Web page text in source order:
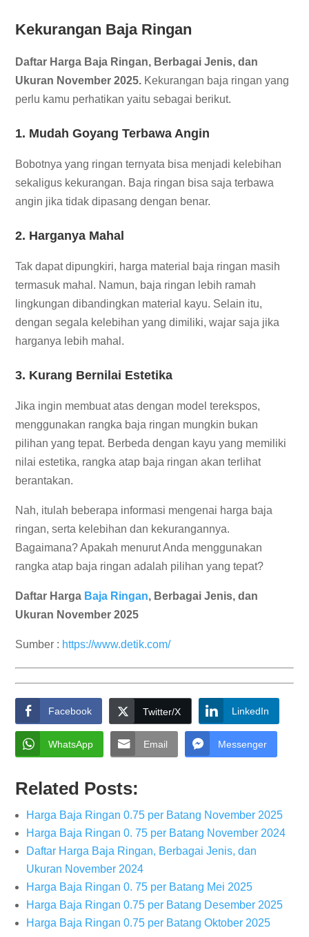
Kekurangan Baja Ringan
Daftar Harga Baja Ringan, Berbagai Jenis, dan
Ukuran November 2025. Kekurangan baja ringan yang
perlu kamu perhatikan yaitu sebagai berikut.
1. Mudah Goyang Terbawa Angin
Bobotnya yang ringan ternyata bisa menjadi kelebihan
sekaligus kekurangan. Baja ringan bisa saja terbawa
angin jika tidak dipasang dengan benar.
2. Harganya Mahal
Tak dapat dipungkiri, harga material baja ringan masih
termasuk mahal. Namun, baja ringan lebih ramah
lingkungan dibandingkan material kayu. Selain itu,
dengan segala kelebihan yang dimiliki, wajar saja jika
harganya lebih mahal.
3. Kurang Bernilai Estetika
Jika ingin membuat atas dengan model terekspos,
menggunakan rangka baja ringan mungkin bukan
pilihan yang tepat. Berbeda dengan kayu yang memiliki
nilai estetika, rangka atap baja ringan akan terlihat
berantakan.
Nah, itulah beberapa informasi mengenai harga baja
ringan, serta kelebihan dan kekurangannya.
Bagaimana? Apakah menurut Anda menggunakan
rangka atap baja ringan adalah pilihan yang tepat?
Daftar Harga Baja Ringan, Berbagai Jenis, dan
Ukuran November 2025
Sumber : https://www.detik.com/
Facebook Twitter/X LinkedIn
WhatsApp Email Messenger
Related Posts:
Harga Baja Ringan 0.75 per Batang November 2025
Harga Baja Ringan 0. 75 per Batang November 2024
Daftar Harga Baja Ringan, Berbagai Jenis, dan
Ukuran November 2024
Harga Baja Ringan 0. 75 per Batang Mei 2025
Harga Baja Ringan 0.75 per Batang Desember 2025
Harga Baja Ringan 0.75 per Batang Oktober 2025